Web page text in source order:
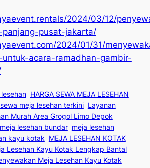
2024/03/12/
panjang-pusat-jakarta/
2024/01/31/
untuk-acara-ramadhan-gambir-
HARGA SEWA MEJA LESEHAN
meja lesehan terkini Layanan
Murah Area Grogol Limo Depok
meja lesehan bundar meja lesehan
kayu kotak MEJA LESEHAN KOTAK
Lesehan Kayu Kotak Lengkap Bantal
Meja Lesehan Kayu Kotak